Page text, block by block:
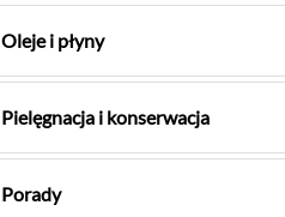
Oleje i płyny
Pielęgnacja i konserwacja
Porady